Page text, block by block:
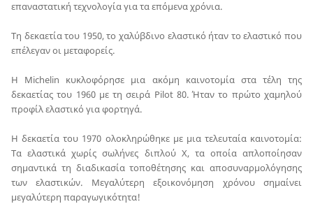
επαναστατική τεχνολογία για τα επόμενα χρόνια.
Τη δεκαετία του 1950, το χαλύβδινο ελαστικό ήταν το ελαστικό που
επέλεγαν οι μεταφορείς.
Η Michelin κυκλοφόρησε μια ακόμη καινοτομία στα τέλη της
δεκαετίας του 1960 με τη σειρά Pilot 80. Ήταν το πρώτο χαμηλού
προφίλ ελαστικό για φορτηγά.
Η δεκαετία του 1970 ολοκληρώθηκε με μια τελευταία καινοτομία:
Τα ελαστικά χωρίς σωλήνες διπλού Χ, τα οποία απλοποίησαν
σημαντικά τη διαδικασία τοποθέτησης και αποσυναρμολόγησης
των ελαστικών. Μεγαλύτερη εξοικονόμηση χρόνου σημαίνει
μεγαλύτερη παραγωγικότητα!